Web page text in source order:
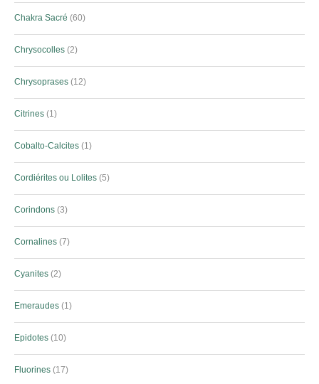
Chakra Sacré 60
Chrysocolles 2
Chrysoprases 12
Citrines 1
Cobalto-Calcites 1
Cordiérites ou Lolites 5
Corindons 3
Cornalines 7
Cyanites 2
Emeraudes 1
Epidotes 10
Fluorines 17